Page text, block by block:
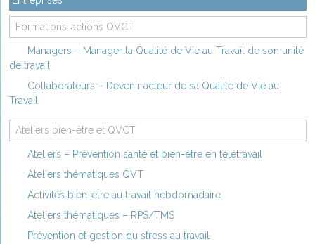
Formations-actions QVCT
Managers – Manager la Qualité de Vie au Travail de son unité
de travail
Collaborateurs – Devenir acteur de sa Qualité de Vie au
Travail
Ateliers bien-être et QVCT
Ateliers – Prévention santé et bien-être en télétravail
Ateliers thématiques QVT
Activités bien-être au travail hebdomadaire
Ateliers thématiques – RPS/TMS
Prévention et gestion du stress au travail